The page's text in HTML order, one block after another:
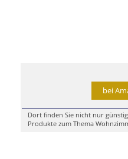
bei
Dort finden Sie nicht nur
Produkte zum Thema